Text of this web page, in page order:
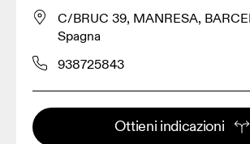
C/BRUC 39, MANRESA,
Spagna
938725843
Ottieni indicazioni